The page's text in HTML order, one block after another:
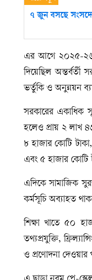
৭ জুন বসছে
এর আগে ২০২৫-২৬
দিয়েছিল
ভর্তুকি ও অনুন্নয়ন
সরকারের একাধিক
হলেও প্রায় ২ লাখ
৮ হাজার কোটি
এবং ৫ হাজার কোটি
এদিকে সামাজিক
কর্মসূচি অব্যাহত
শিক্ষা খাতে ৫০
তথ্যপ্রযুক্তি,
ও প্রণোদনা দেওয়ার